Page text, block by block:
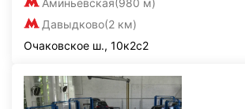
Аминьевская(980 м)
Давыдково(2 км)
Очаковское ш., 10к2с2